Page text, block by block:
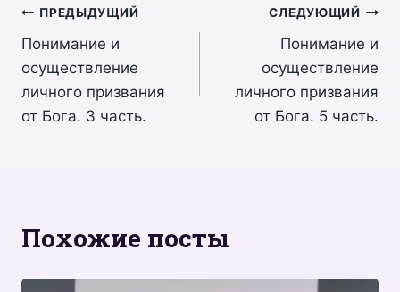
Навигация
по
записям
ПРЕДЫДУЩИЙ
Понимание и
осуществление
личного призвания
от Бога. 3 часть.
СЛЕДУЮЩИЙ
Понимание и
осуществление
личного призвания
от Бога. 5 часть.
Похожие посты